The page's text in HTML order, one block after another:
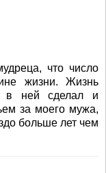
что число
жизни. Жизнь
в ней сделал и
за моего мужа,
больше лет чем